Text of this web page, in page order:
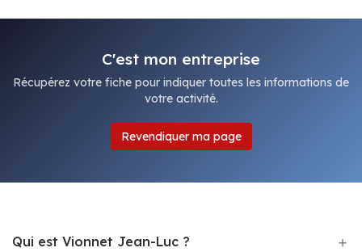
C'est mon entreprise
Récupérez votre fiche pour indiquer toutes les informations de
votre activité.
Revendiquer ma page
Qui est Vionnet Jean-Luc ?